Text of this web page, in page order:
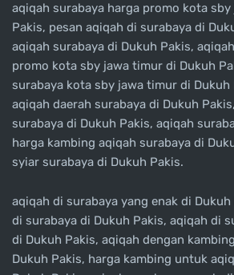
aqiqah surabaya harga promo kota
Pakis, pesan aqiqah di surabaya di
aqiqah surabaya di Dukuh Pakis,
promo kota sby jawa timur di Dukuh
surabaya kota sby jawa timur di Dukuh
aqiqah daerah surabaya di Dukuh
surabaya di Dukuh Pakis, aqiqah
harga kambing aqiqah surabaya di
syiar surabaya di Dukuh Pakis.
aqiqah di surabaya yang enak di
di surabaya di Dukuh Pakis, aqiqah di
di Dukuh Pakis, aqiqah dengan
Dukuh Pakis, harga kambing untuk